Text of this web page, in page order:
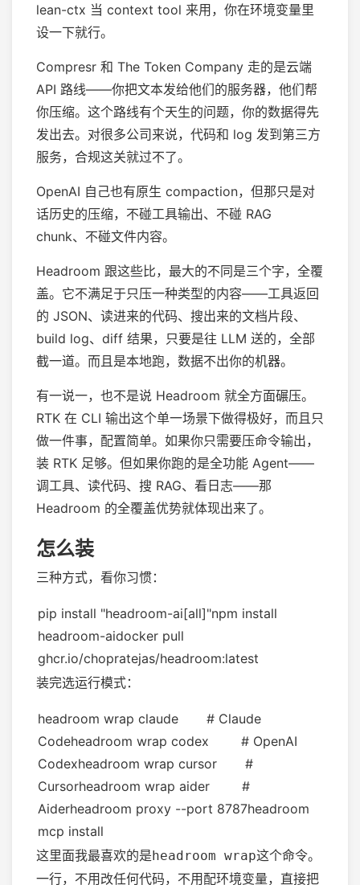
lean-ctx 当 context tool 来用，你在环境变量里
设一下就行。
Compresr 和 The Token Company 走的是云端
API 路线——你把文本发给他们的服务器，他们帮
你压缩。这个路线有个天生的问题，你的数据得先
发出去。对很多公司来说，代码和 log 发到第三方
服务，合规这关就过不了。
OpenAI 自己也有原生 compaction，但那只是对
话历史的压缩，不碰工具输出、不碰 RAG
chunk、不碰文件内容。
Headroom 跟这些比，最大的不同是三个字，全覆
盖。它不满足于只压一种类型的内容——工具返回
的 JSON、读进来的代码、搜出来的文档片段、
build log、diff 结果，只要是往 LLM 送的，全部
截一道。而且是本地跑，数据不出你的机器。
有一说一，也不是说 Headroom 就全方面碾压。
RTK 在 CLI 输出这个单一场景下做得极好，而且只
做一件事，配置简单。如果你只需要压命令输出，
装 RTK 足够。但如果你跑的是全功能 Agent——
调工具、读代码、搜 RAG、看日志——那
Headroom 的全覆盖优势就体现出来了。
怎么装
三种方式，看你习惯：
pip install "headroom-ai[all]"npm install
headroom-aidocker pull
ghcr.io/chopratejas/headroom:latest
装完选运行模式：
headroom wrap claude # Claude
Codeheadroom wrap codex # OpenAI
Codexheadroom wrap cursor #
Cursorheadroom wrap aider #
Aiderheadroom proxy --port 8787headroom
mcp install
这里面我最喜欢的是headroom wrap这个命令。
一行，不用改任何代码，不用配环境变量，直接把